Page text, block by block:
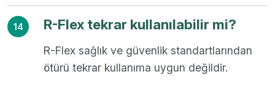
14 R-Flex tekrar kullanılabilir mi?
R-Flex sağlık ve güvenlik standartlarından
ötürü tekrar kullanıma uygun değildir.